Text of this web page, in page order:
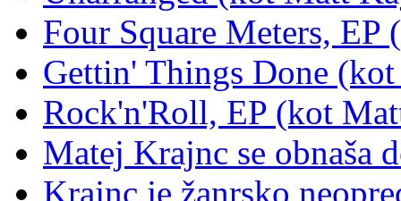
Four Square Meters,
Gettin' Things Done
Rock'n'Roll, EP (kot
Matej Krajnc se obnaša
Krajnc je žanrsko